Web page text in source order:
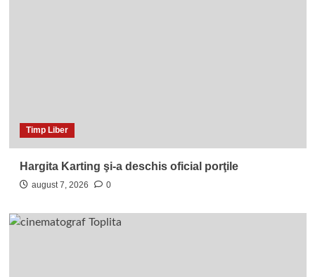
Timp Liber
Hargita Karting şi-a deschis oficial porţile
august 7, 2026 0